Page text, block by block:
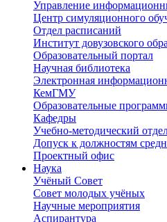
Управление
Центр симуляционного
Отдел расписаний
Институт довузовского
Образовательный портал
Научная библиотека
Электронная
КемГМУ
Образовательные
Кафедры
Учебно-методический
Допуск к должностям
Проектный офис
Наука
Учёный Cовет
Совет молодых учёных
Научные мероприятия
Аспирантура